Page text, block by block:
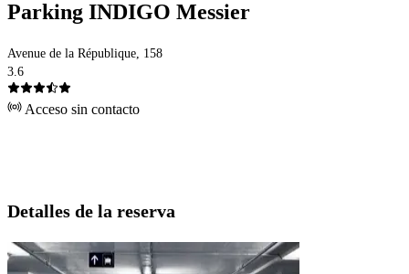
Parking INDIGO Messier
Avenue de la République, 158
3.6
Acceso sin contacto
Detalles de la reserva